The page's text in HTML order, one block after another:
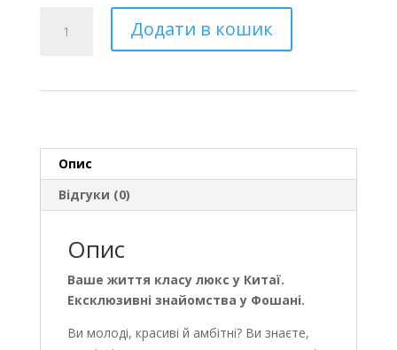
кандидатов
кількість
Додати в кошик
Опис
Відгуки (0)
Опис
Ваше життя класу люкс у Китаї.
Ексклюзивні знайомства у Фошані.
Ви молоді, красиві й амбітні? Ви знаєте,